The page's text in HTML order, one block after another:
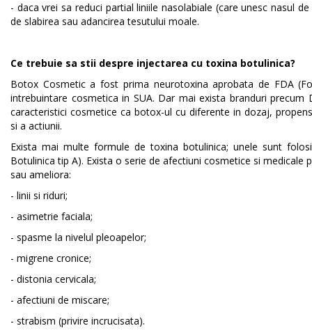
- daca vrei sa reduci partial liniile nasolabiale (care unesc nasul
de slabirea sau adancirea tesutului moale.
Ce trebuie sa stii despre injectarea cu toxina botulinica?
Botox Cosmetic a fost prima neurotoxina aprobata de FDA
intrebuintare cosmetica in SUA. Dar mai exista branduri precum
caracteristici cosmetice ca botox-ul cu diferente in dozaj,
si a actiunii.
Exista mai multe formule de toxina botulinica; unele sunt
Botulinica tip A). Exista o serie de afectiuni cosmetice si
sau ameliora:
- linii si riduri;
- asimetrie faciala;
- spasme la nivelul pleoapelor;
- migrene cronice;
- distonia cervicala;
- afectiuni de miscare;
- strabism (privire incrucisata).